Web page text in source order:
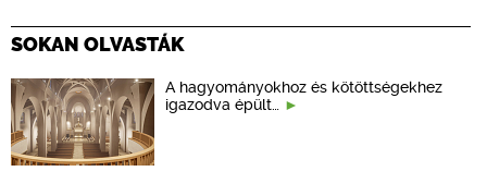
SOKAN OLVASTÁK
A hagyományokhoz és kötöttségekhez
igazodva épült…